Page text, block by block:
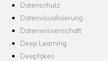
Datenschutz
Datenvisualisierung
Datenwissenschaft
Deep Learning
Deepfakes